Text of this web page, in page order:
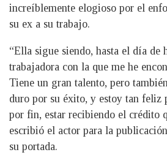
increíblemente elogioso por el
su ex a su trabajo.
“Ella sigue siendo, hasta el día de
trabajadora con la que me he
Tiene un gran talento, pero
duro por su éxito, y estoy tan feliz
por fin, estar recibiendo el crédito
escribió el actor para la
su portada.